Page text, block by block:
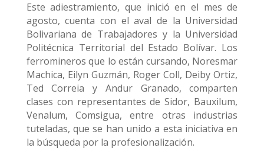
Este adiestramiento, que inició en el mes de
agosto, cuenta con el aval de la Universidad
Bolivariana de Trabajadores y la Universidad
Politécnica Territorial del Estado Bolívar. Los
ferromineros que lo están cursando, Noresmar
Machica, Eilyn Guzmán, Roger Coll, Deiby Ortiz,
Ted Correia y Andur Granado, comparten
clases con representantes de Sidor, Bauxilum,
Venalum, Comsigua, entre otras industrias
tuteladas, que se han unido a esta iniciativa en
la búsqueda por la profesionalización.